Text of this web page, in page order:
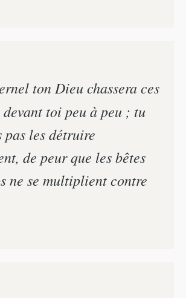
ton Dieu chassera ces
toi peu à peu ; tu
pas les détruire
de peur que les bêtes
ne se multiplient contre